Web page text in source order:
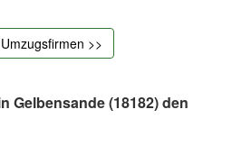
>>
Gelbensande (18182) den